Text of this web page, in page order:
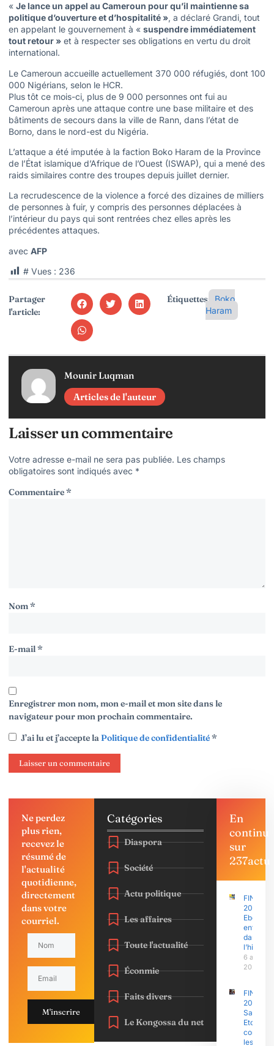
« Je lance un appel au Cameroun pour qu’il maintienne sa
politique d’ouverture et d’hospitalité », a déclaré Grandi, tout
en appelant le gouvernement à « suspendre immédiatement
tout retour » et à respecter ses obligations en vertu du droit
international.
Le Cameroun accueille actuellement 370 000 réfugiés, dont 100
000 Nigérians, selon le HCR.
Plus tôt ce mois-ci, plus de 9 000 personnes ont fui au
Cameroun après une attaque contre une base militaire et des
bâtiments de secours dans la ville de Rann, dans l’état de
Borno, dans le nord-est du Nigéria.
L’attaque a été imputée à la faction Boko Haram de la Province
de l’État islamique d’Afrique de l’Ouest (ISWAP), qui a mené des
raids similaires contre des troupes depuis juillet dernier.
La recrudescence de la violence a forcé des dizaines de milliers
de personnes à fuir, y compris des personnes déplacées à
l’intérieur du pays qui sont rentrées chez elles après les
précédentes attaques.
avec AFP
# Vues : 236
Partager
l'article:
Étiquettes:
Boko
Haram
Mounir Luqman
Articles de l'auteur
Laisser un commentaire
Votre adresse e-mail ne sera pas publiée. Les champs
obligatoires sont indiqués avec *
Commentaire*
Nom*
E-mail*
Enregistrer mon nom, mon e-mail et mon site dans le
navigateur pour mon prochain commentaire.
J’ai lu et j’accepte laPolitique de confidentialité*
Ne perdez
plus rien,
recevez le
résumé de
l'actualité
quotidienne,
directement
dans votre
courriel.
M'inscrire
Catégories
Diaspora
Société
Actu politique
Les affaires
Toute l'actualité
Éconmie
Faits divers
Le Kongossa du net
En
continu
sur
237actu
FINAJU
2026 :
Ebolowa
entre
dans
l’histoire
6 août
2026
FINAJU
2026 :
Samuel
Eto’o Fils
les